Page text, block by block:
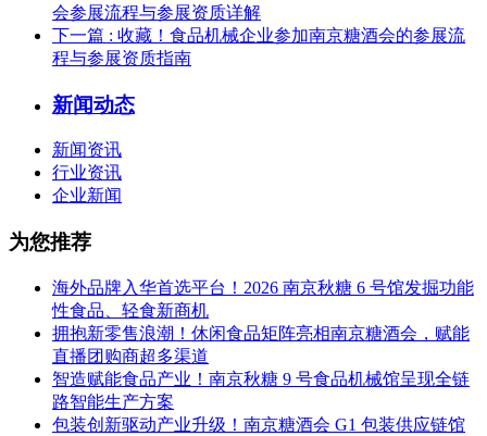
会参展流程与参展资质详解
下一篇 : 收藏！食品机械企业参加南京糖酒会的参展流
程与参展资质指南
新闻动态
新闻资讯
行业资讯
企业新闻
为您推荐
海外品牌入华首选平台！2026 南京秋糖 6 号馆发掘功能
性食品、轻食新商机
拥抱新零售浪潮！休闲食品矩阵亮相南京糖酒会，赋能
直播团购商超多渠道
智造赋能食品产业！南京秋糖 9 号食品机械馆呈现全链
路智能生产方案
包装创新驱动产业升级！南京糖酒会 G1 包装供应链馆